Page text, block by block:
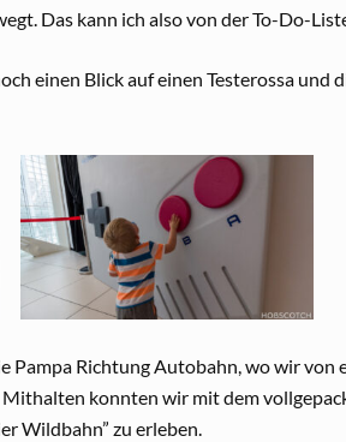
Das kann ich also von der To-Do-
einen Blick auf einen Testerossa und
Pampa Richtung Autobahn, wo wir von
konnten wir mit dem
Wildbahn” zu erleben.